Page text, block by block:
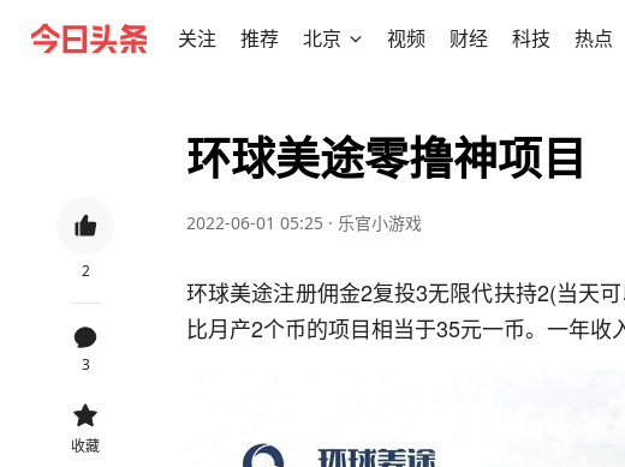
关注 推荐 北京 视频 财经 科技 热点
2
3
收藏
环球美途零撸神项目
2022-06-01 05:25 · 乐官小游戏
环球美途注册佣金2复投3无限代扶持2(当天
比月产2个币的项目相当于35元一币。一年收